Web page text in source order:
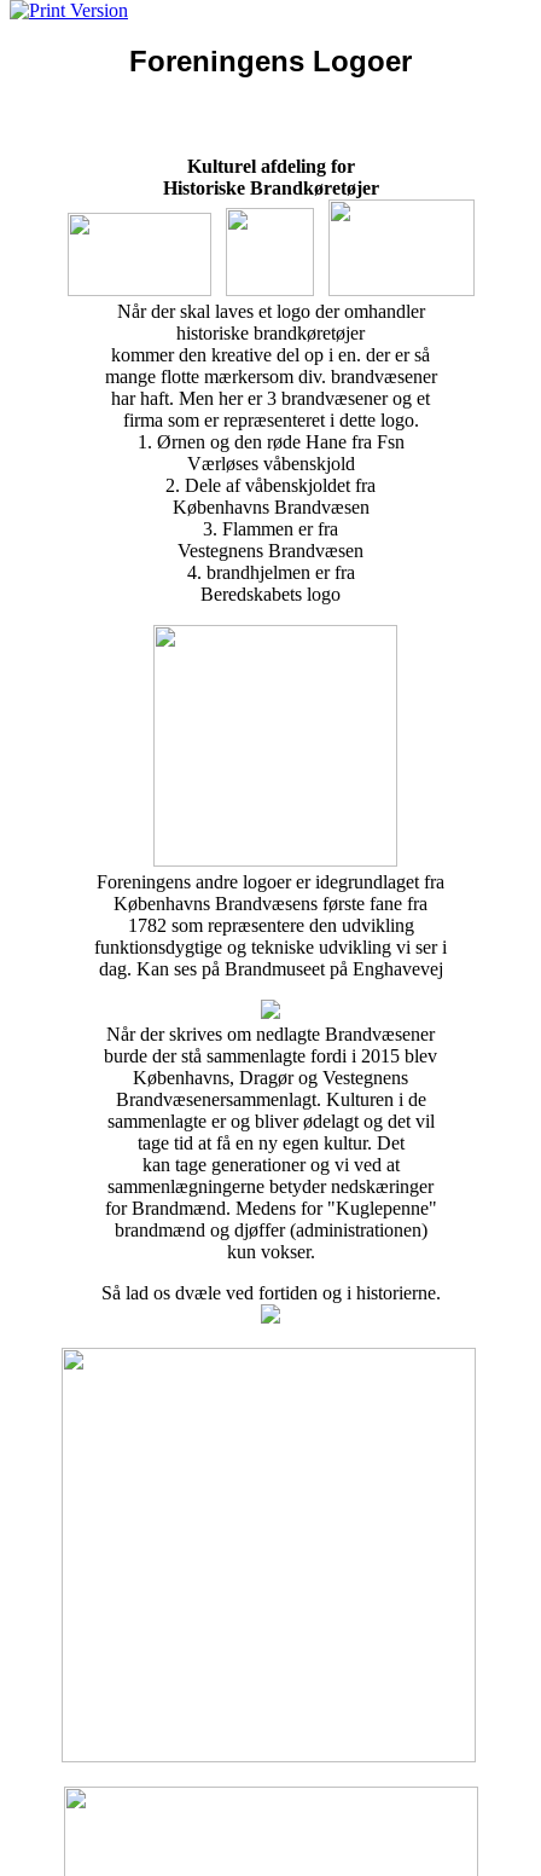
Foreningens Logoer
Kulturel afdeling for
Historiske Brandkøretøjer
Når der skal laves et logo der omhandler
historiske brandkøretøjer
kommer den kreative del op i en. der er så
mange flotte mærkersom div. brandvæsener
har haft. Men her er 3 brandvæsener og et
firma som er repræsenteret i dette logo.
1. Ørnen og den røde Hane fra Fsn
Værløses våbenskjold
2. Dele af våbenskjoldet fra
Københavns Brandvæsen
3. Flammen er fra
Vestegnens Brandvæsen
4. brandhjelmen er fra
Beredskabets logo
Foreningens andre logoer er idegrundlaget fra
Københavns Brandvæsens første fane fra
1782 som repræsentere den udvikling
funktionsdygtige og tekniske udvikling vi ser i
dag. Kan ses på Brandmuseet på Enghavevej
Når der skrives om nedlagte Brandvæsener
burde der stå sammenlagte fordi i 2015 blev
Københavns, Dragør og Vestegnens
Brandvæsenersammenlagt. Kulturen i de
sammenlagte er og bliver ødelagt og det vil
tage tid at få en ny egen kultur. Det
kan tage generationer og vi ved at
sammenlægningerne betyder nedskæringer
for Brandmænd. Medens for "Kuglepenne"
brandmænd og djøffer (administrationen)
kun vokser.
Så lad os dvæle ved fortiden og i historierne.